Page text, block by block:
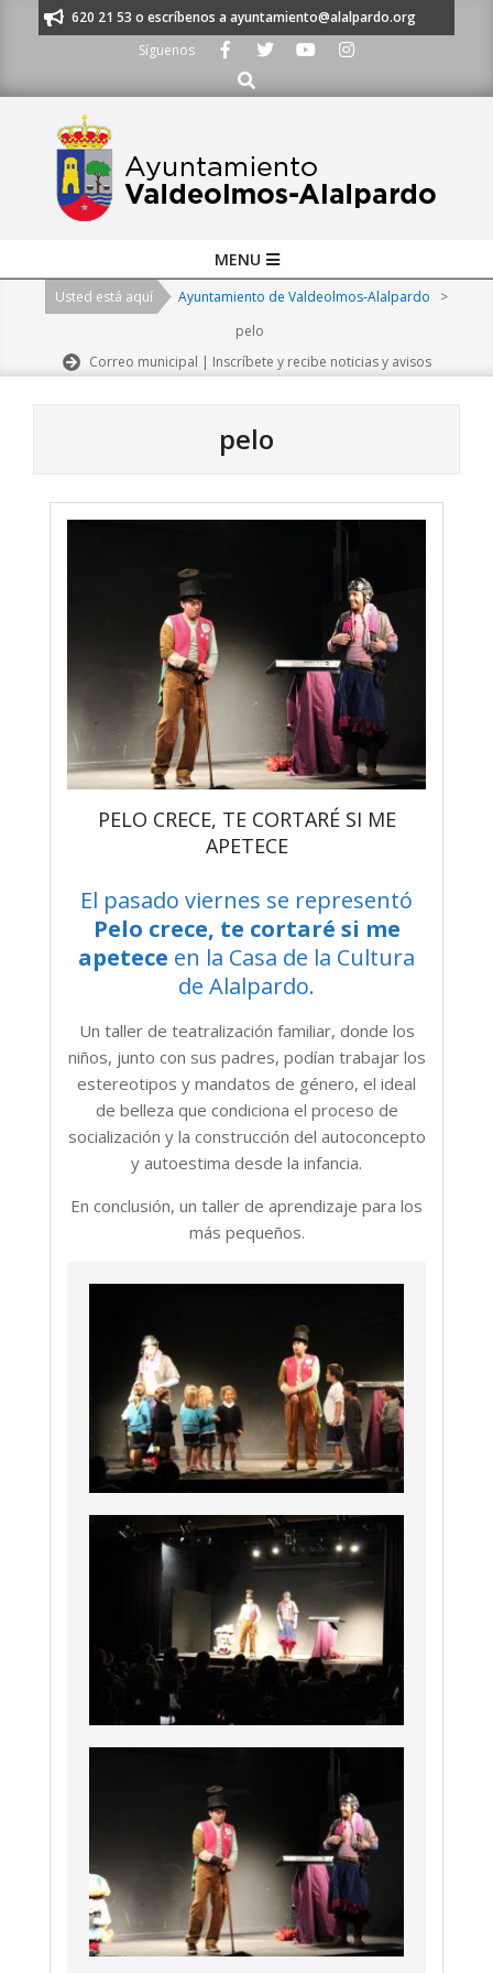
al 91 620 21 53 o escríbenos a ayuntamiento@alalpardo.org
Síguenos
Buscar
Navigation
MENU
Usted está aquí Ayuntamiento de Valdeolmos-Alalpardo
>
pelo
Correo municipal | Inscríbete y recibe noticias y avisos
pelo
PELO CRECE, TE CORTARÉ SI ME
APETECE
El pasado viernes se representó
Pelo crece, te cortaré si me
apetece en la Casa de la Cultura
de Alalpardo.
Un taller de teatralización familiar, donde los
niños, junto con sus padres, podían trabajar los
estereotipos y mandatos de género, el ideal
de belleza que condiciona el proceso de
socialización y la construcción del autoconcepto
y autoestima desde la infancia.
En conclusión, un taller de aprendizaje para los
más pequeños.